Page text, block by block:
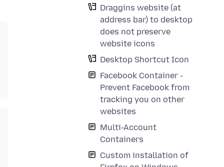
Draggins website (at
address bar) to desktop
does not preserve
website icons
Desktop Shortcut Icon
Facebook Container -
Prevent Facebook from
tracking you on other
websites
Multi-Account
Containers
Custom installation of